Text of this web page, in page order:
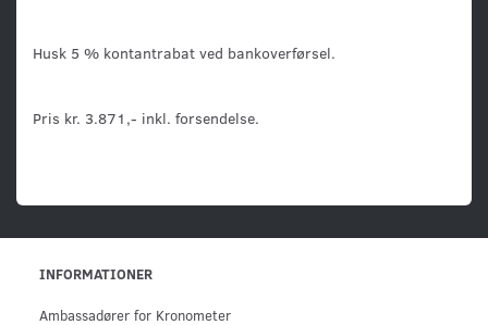
Husk 5 % kontantrabat ved bankoverførsel.
Pris kr. 3.871,- inkl. forsendelse.
INFORMATIONER
Ambassadører for Kronometer